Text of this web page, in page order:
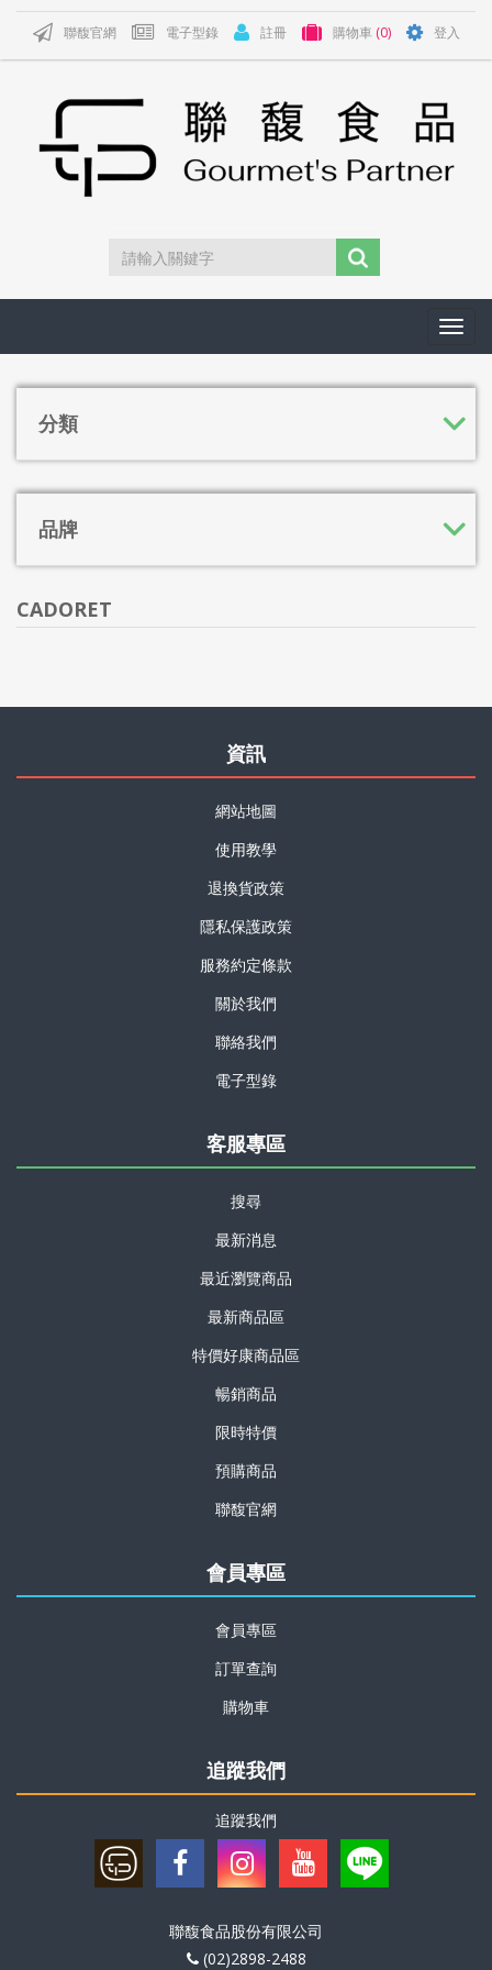
聯馥官網 電子型錄 註冊 購物車 (0) 登入
分類
品牌
CADORET
資訊
網站地圖
使用教學
退換貨政策
隱私保護政策
服務約定條款
關於我們
聯絡我們
電子型錄
客服專區
搜尋
最新消息
最近瀏覽商品
最新商品區
特價好康商品區
暢銷商品
限時特價
預購商品
聯馥官網
會員專區
會員專區
訂單查詢
購物車
追蹤我們
追蹤我們
聯馥食品股份有限公司
(02)2898-2488